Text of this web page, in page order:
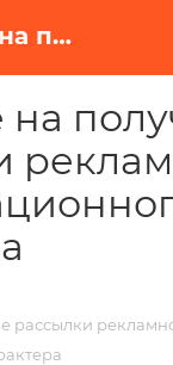
Согласие на получение рассылки рекламного, информационного характера
на
рассылки